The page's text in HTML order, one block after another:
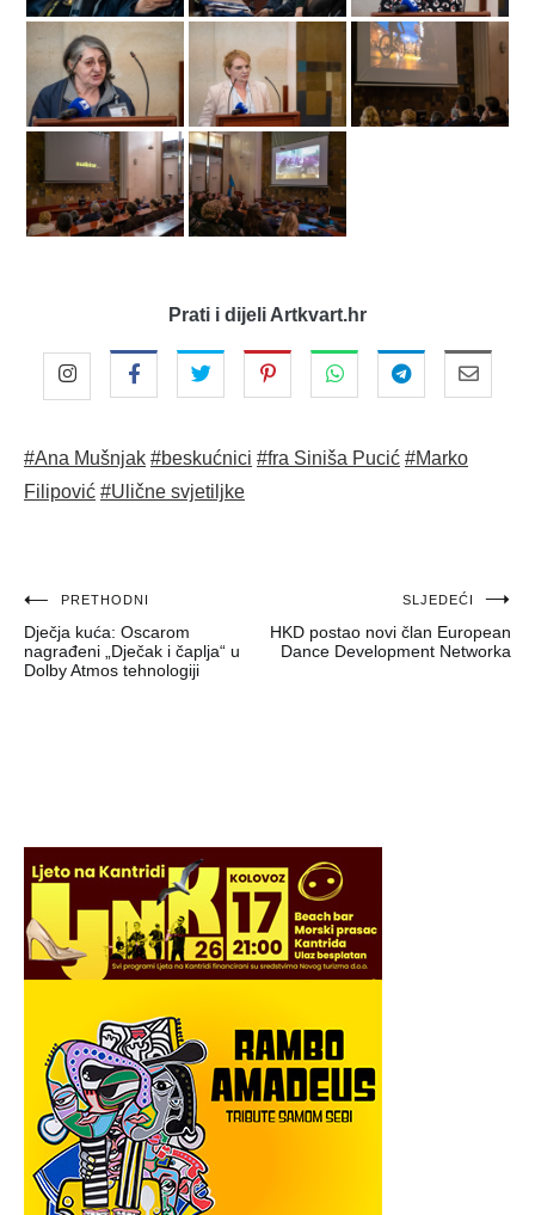
Prati i dijeli Artkvart.hr
#Ana Mušnjak #beskućnici #fra Siniša Pucić #Marko
Filipović #Ulične svjetiljke
Navigacija
objava
PRETHODNI
Dječja kuća: Oscarom
nagrađeni „Dječak i čaplja“ u
Dolby Atmos tehnologiji
SLJEDEĆI
HKD postao novi član European
Dance Development Networka